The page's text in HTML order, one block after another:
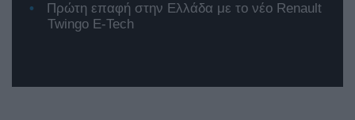
Πρώτη επαφή στην Ελλάδα με το νέο Renault
Twingo E-Tech